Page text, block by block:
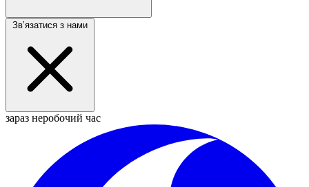
Звʼязатися з нами
зараз неробочий час